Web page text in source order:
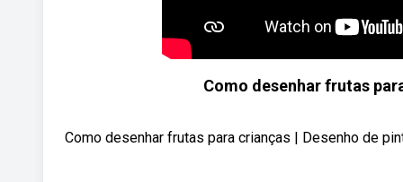
Como desenhar frutas
Como desenhar frutas para crianças | Desenho de